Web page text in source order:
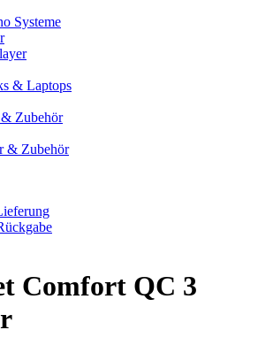
Systeme
& Laptops
Zubehör
& Zubehör
Comfort QC 3